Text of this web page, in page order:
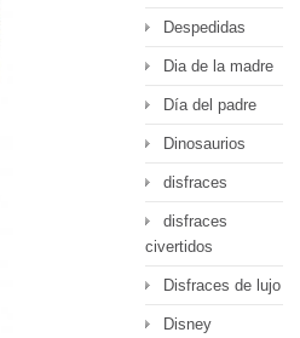
Despedidas
Dia de la madre
Día del padre
Dinosaurios
disfraces
disfraces
civertidos
Disfraces de lujo
Disney